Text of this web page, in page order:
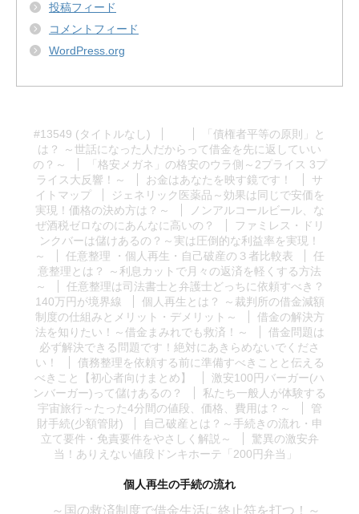
投稿フィード
コメントフィード
WordPress.org
#13549 (タイトルなし)
「債権者平等の原則」と
は？ ～世話になった人だからって借金を先に返していい
の？～
「格安メガネ」の格安のウラ側～2プライス 3プ
ライス大反響！～
お金はあなたを映す鏡です！
サ
イトマップ
ジェネリック医薬品～効果は同じで安価を
実現！価格の決め方は？～
ノンアルコールビール、な
ぜ酒税ゼロなのにあんなに高いの？
ファミレス・ドリ
ンクバーは儲けあるの？～実は圧倒的な利益率を実現！
～
任意整理 ・個人再生・自己破産の３者比較表
任
意整理とは？ ～利息カットで月々の返済を軽くする方法
～
任意整理は司法書士と弁護士どっちに依頼すべき？
140万円が境界線
個人再生とは？ ～裁判所の借金減額
制度の仕組みとメリット・デメリット～
借金の解決方
法を知りたい！～借金まみれでも救済！～
借金問題は
必ず解決できる問題です！絶対にあきらめないでくださ
い！
債務整理を依頼する前に準備すべきことと伝える
べきこと【初心者向けまとめ】
激安100円バーガー(ハ
ンバーガー)って儲けあるの？
私たち一般人が体験する
宇宙旅行～たった4分間の値段、価格、費用は？～
管
財手続(少額管財)
自己破産とは？～手続きの流れ・申
立て要件・免責要件をやさしく解説～
驚異の激安弁
当！ありえない値段ドンキホーテ「200円弁当」
個人再生の手続の流れ
～国の救済制度で借金生活に終止符を打つ！～